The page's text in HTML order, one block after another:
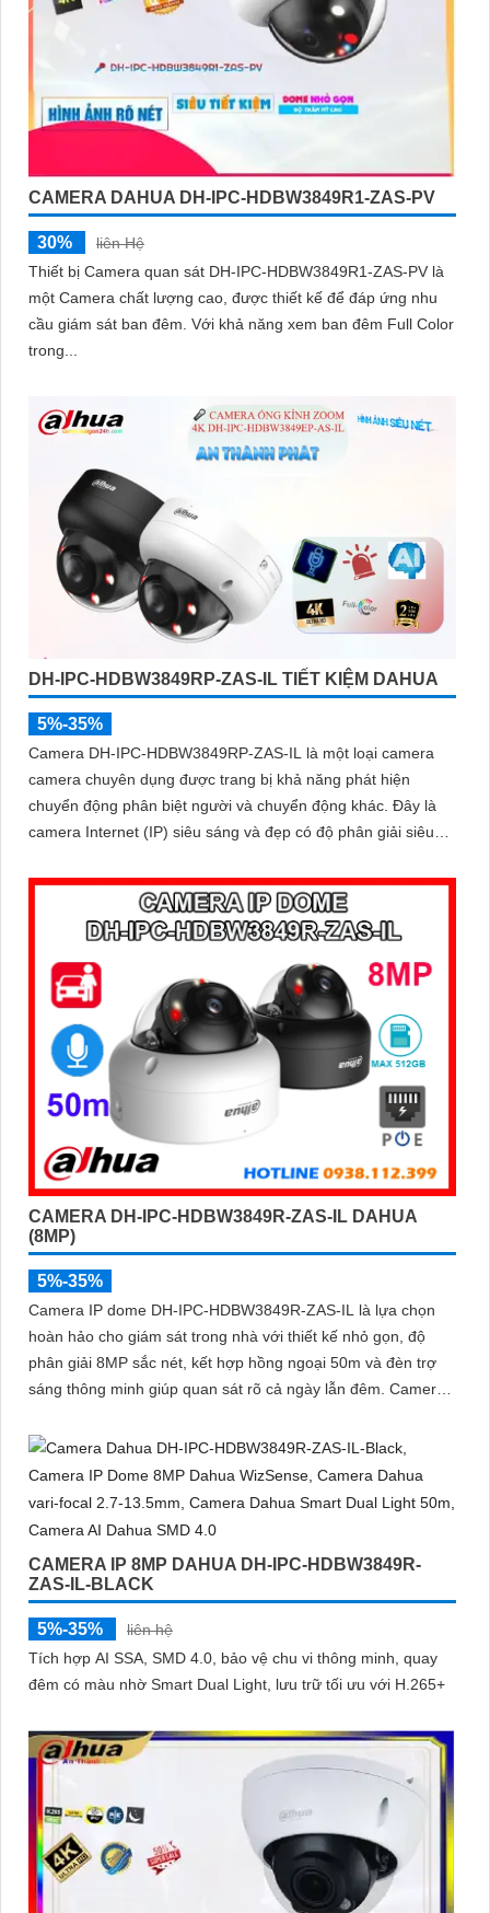
CAMERA DAHUA DH-IPC-HDBW3849R1-ZAS-PV
30%
liên Hệ
Thiết bị Camera quan sát DH-IPC-HDBW3849R1-ZAS-PV là
một Camera chất lượng cao, được thiết kế để đáp ứng nhu
cầu giám sát ban đêm. Với khả năng xem ban đêm Full Color
trong...
DH-IPC-HDBW3849RP-ZAS-IL TIẾT KIỆM DAHUA
5%-35%
Camera DH-IPC-HDBW3849RP-ZAS-IL là một loại camera
camera chuyên dụng được trang bị khả năng phát hiện
chuyển động phân biệt người và chuyển động khác. Đây là
camera Internet (IP) siêu sáng và đẹp có độ phân giải siêu
CAMERA DH-IPC-HDBW3849R-ZAS-IL DAHUA
(8MP)
5%-35%
Camera IP dome DH-IPC-HDBW3849R-ZAS-IL là lựa chọn
hoàn hảo cho giám sát trong nhà với thiết kế nhỏ gọn, độ
phân giải 8MP sắc nét, kết hợp hồng ngoại 50m và đèn trợ
sáng thông minh giúp quan sát rõ cả ngày lẫn đêm. Camera
công nghệ phân biệt người và phương tiện, nâng cao độ
chính xác trong cảnh báo, hỗ trợ POE tiện lợi
CAMERA IP 8MP DAHUA DH-IPC-HDBW3849R-
ZAS-IL-BLACK
5%-35%
liên hệ
Tích hợp AI SSA, SMD 4.0, bảo vệ chu vi thông minh, quay
đêm có màu nhờ Smart Dual Light, lưu trữ tối ưu với H.265+